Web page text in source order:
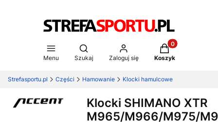
Menu
Otwórz wyszukiwarkę
Szukaj Zaloguj się
Produkty w
Koszyk
Strefasportu.pl Części Hamowanie Klocki hamulcowe
Klocki SHIMANO XTR
M965/M966/M975/M9